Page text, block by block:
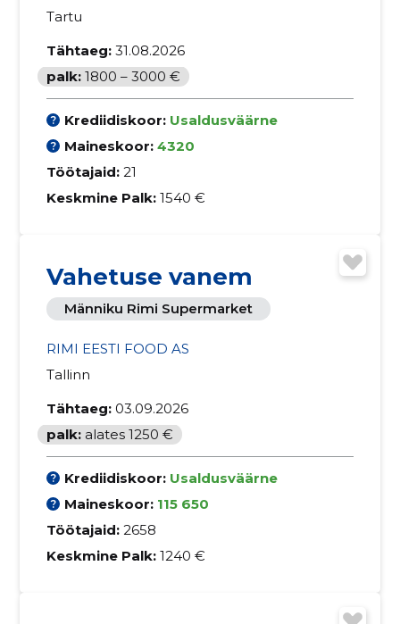
Tartu
Tähtaeg: 31.08.2026
palk: 1800 – 3000 €
Krediidiskoor: Usaldusväärne
Maineskoor: 4320
Töötajaid: 21
Keskmine Palk: 1540 €
Vahetuse vanem
Männiku Rimi Supermarket
RIMI EESTI FOOD AS
Tallinn
Tähtaeg: 03.09.2026
palk: alates 1250 €
Krediidiskoor: Usaldusväärne
Maineskoor: 115 650
Töötajaid: 2658
Keskmine Palk: 1240 €